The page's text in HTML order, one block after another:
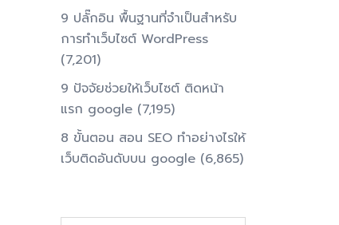
9 ปลั๊กอิน พื้นฐานที่จำเป็นสำหรับ
การทําเว็บไซต์ WordPress
(7,201)
9 ปัจจัยช่วยให้เว็บไซต์ ติดหน้า
แรก google (7,195)
8 ขั้นตอน สอน SEO ทําอย่างไรให้
เว็บติดอันดับบน google (6,865)